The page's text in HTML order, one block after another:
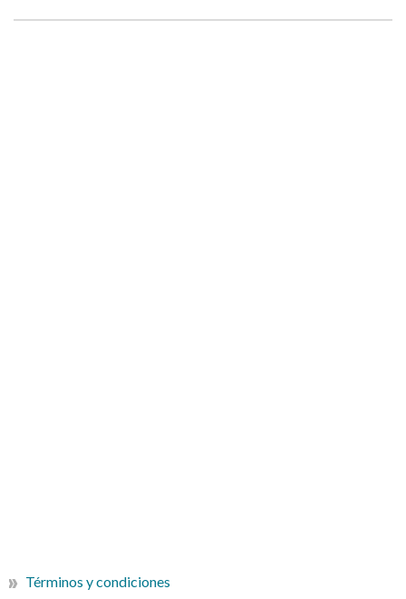
Términos y condiciones